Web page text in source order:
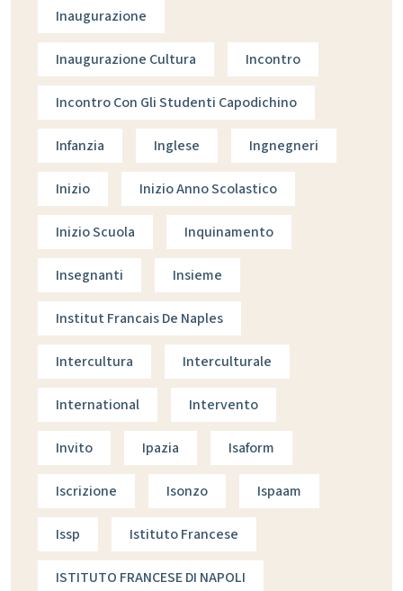
Inaugurazione
Inaugurazione Cultura Incontro
Incontro Con Gli Studenti Capodichino
Infanzia Inglese Ingnegneri
Inizio Inizio Anno Scolastico
Inizio Scuola Inquinamento
Insegnanti Insieme
Institut Francais De Naples
Intercultura Interculturale
International Intervento
Invito Ipazia Isaform
Iscrizione Isonzo Ispaam
Issp Istituto Francese
ISTITUTO FRANCESE DI NAPOLI